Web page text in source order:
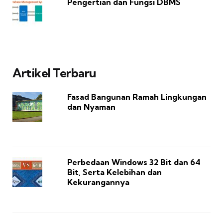
Pengertian dan Fungsi DBMS
Artikel Terbaru
Fasad Bangunan Ramah Lingkungan
dan Nyaman
Perbedaan Windows 32 Bit dan 64
Bit, Serta Kelebihan dan
Kekurangannya